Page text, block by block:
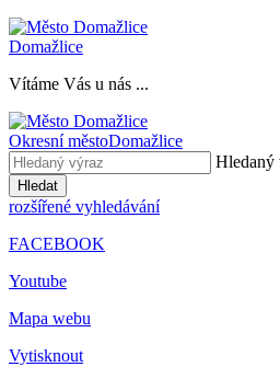
Domažlice
Vítáme Vás u nás ...
Okresní městoDomažlice
Hledaný
Hledat
rozšířené vyhledávání
FACEBOOK
Youtube
Mapa webu
Vytisknout